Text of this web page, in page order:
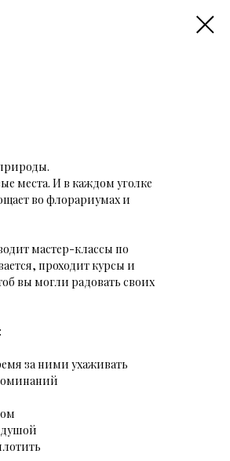
места. И в каждом уголке
во флорариумах и
мастер-классы по
проходит курсы и
вы могли радовать своих
за ними ухаживать
душой